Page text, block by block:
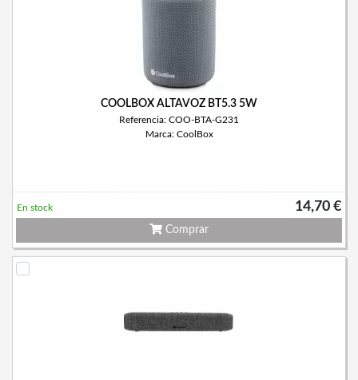
COOLBOX ALTAVOZ BT5.3 5W
Referencia: COO-BTA-G231
Marca: CoolBox
14,70 €
En stock
Comprar